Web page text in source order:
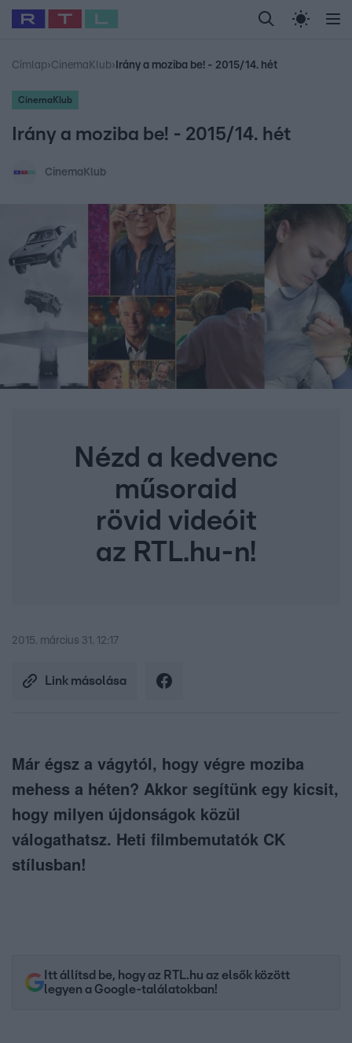
Legfrissebb RTL Híradó Randi Celeb vagyok,
Babits Marcella Most Wanted Gallusz
Címlap›CinemaKlub› Irány a moziba be! - 2015/14. hét
CinemaKlub
Irány a moziba be! - 2015/14. hét
CinemaKlub
Nézd a kedvenc
műsoraid
rövid videóit
az RTL.hu-n!
2015. március 31. 12:17
Link másolása
Már égsz a vágytól, hogy végre moziba
mehess a héten? Akkor segítünk egy kicsit,
hogy milyen újdonságok közül
válogathatsz. Heti filmbemutatók CK
stílusban!
Itt állítsd be, hogy az RTL.hu az elsők között
legyen a Google-találatokban!